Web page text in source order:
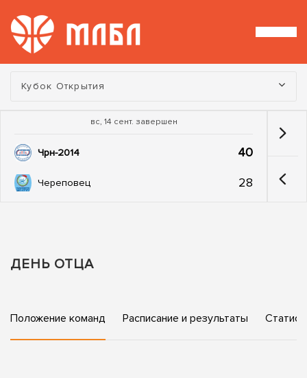
Турнир:
Кубок Открытия
вс, 14 сент. завершен
Чрн-2014 40
Череповец 28
ДЕНЬ ОТЦА
Положение команд Расписание и результаты